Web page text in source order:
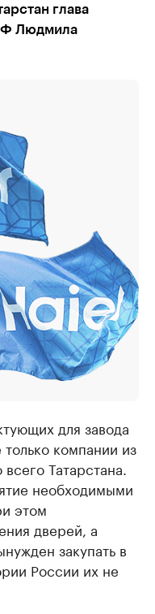
глава
Людмила
для завода
компании из
Татарстана.
необходимыми
этом
дверей, а
закупать в
России их не